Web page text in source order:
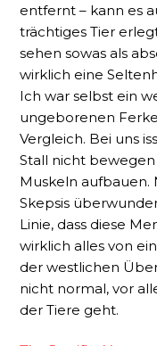
entfernt – kann es
trächtiges Tier
sehen sowas als
wirklich eine
Ich war selbst ein
ungeborenen
Vergleich. Bei uns
Stall nicht
Muskeln aufbauen.
Skepsis
Linie, dass diese
wirklich alles von
der westlichen
nicht normal, vor
der Tiere geht.